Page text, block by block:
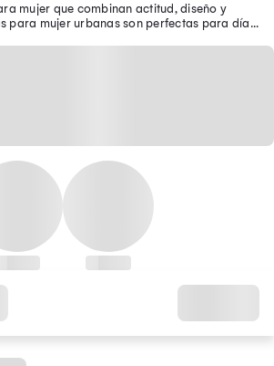
mujer que combinan actitud, diseño y
para mujer urbanas son perfectas para días